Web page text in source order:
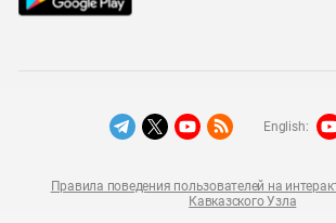
Правила поведения пользователей на
Кавказского Узла
English: